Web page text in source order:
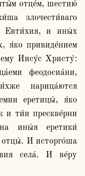
отце́м, шестию́
злочести́ваго
Евти́хия, и ины́х
я́ко привиде́нием
Иису́с Христу́:
феодосиа́ни,
нарица́ются
еретицы́, я́ко
и ти́и прескве́рни
ины́я еретики́
отцы́. И исторго́ша
села́. И ве́ру